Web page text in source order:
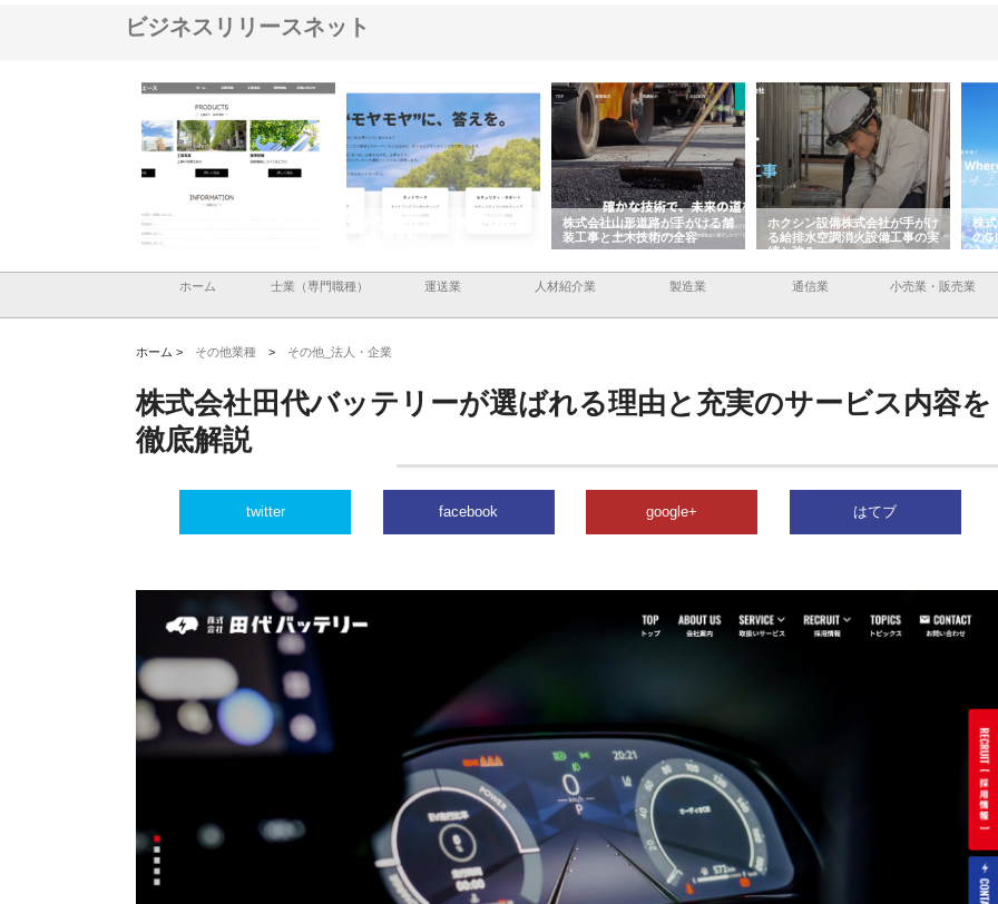
ビジネスリリースネット
株式会社山形道路が手がける舗
ホクシン設備株式会社が手がけ
る給排水空調消火設備工事の実
績と強み
株式会社東京シー・エム・シー
のGISインフラ管理システム導
入メリット
ホーム 士業（専門職種） 運送業 人材紹介業 製造業 通信業 小売業・販売業
ホーム > その他業種 > その他_法人・企業
株式会社田代バッテリーが選ばれる理由と充実のサービス内容を
徹底解説
twitter facebook google+ はてブ